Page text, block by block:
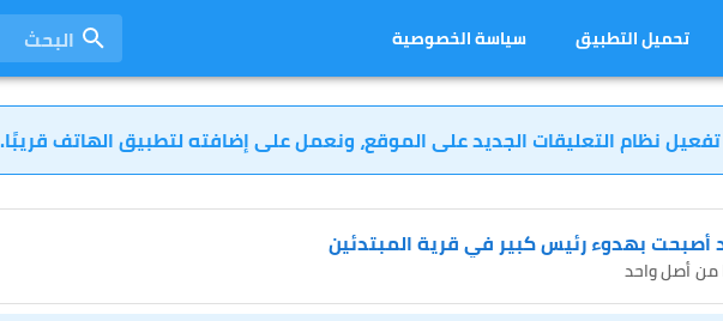
تحميل التطبيق سياسة الخصوصية البحث
نظام التعليقات الجديد على الموقع، ونعمل على إضافته لتطبيق الهاتف قريبًا.
أصبحت بهدوء رئيس كبير في قرية المبتدئين